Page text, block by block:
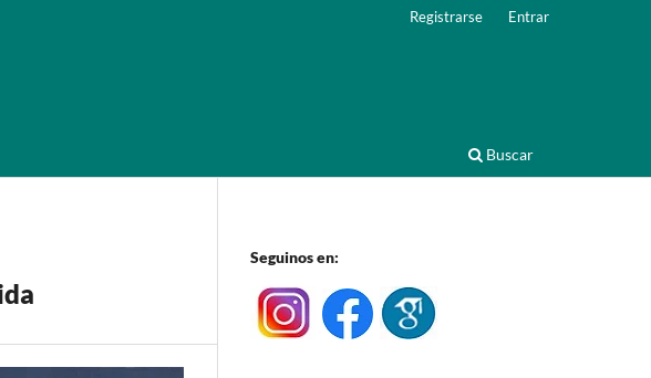
Buscar
Registrarse Entrar
Seguinos en: